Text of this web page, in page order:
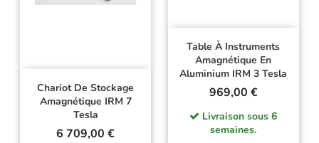
Chariot De Stockage
Amagnétique IRM 7
Tesla
Prix
6 709,00 €
Table À Instruments
Amagnétique En
Aluminium IRM 3 Tesla
Prix
969,00 €
Livraison sous 6
semaines.